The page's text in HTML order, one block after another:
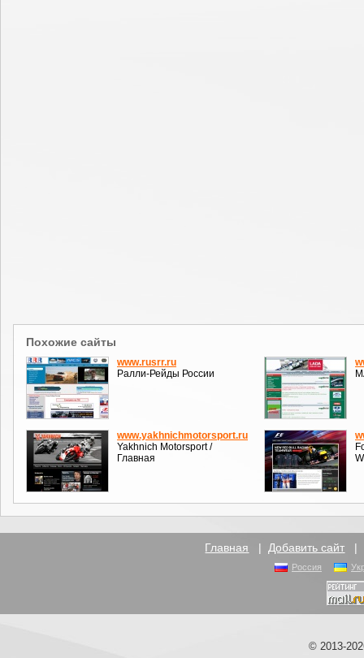
Похожие сайты
www.rusrr.ru
Ралли-Рейды России
www.yakhnichmotorsport.ru
Yakhnich Motorsport /
Главная
Главная | Добавить сайт |
Россия
© 2013-